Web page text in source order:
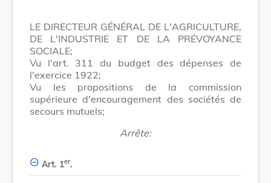
LE DIRECTEUR GÉNÉRAL DE L'AGRICULTURE,
DE L'INDUSTRIE ET DE LA PRÉVOYANCE
SOCIALE;
Vu l'art. 311 du budget des dépenses de
l'exercice 1922;
Vu les propositions de la commission
supérieure d'encouragement des sociétés de
secours mutuels;
Arrête:
Art. 1er.